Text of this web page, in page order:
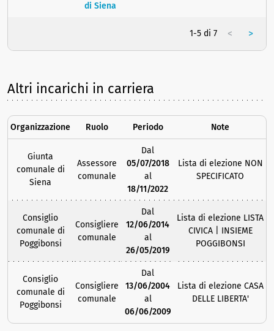
di Siena
1-5 di 7 < >
Altri incarichi in carriera
Organizzazione Ruolo Periodo Note
Giunta
comunale di
Siena
Assessore
comunale
Dal
05/07/2018
al
18/11/2022
Lista di elezione NON
SPECIFICATO
Consiglio
comunale di
Poggibonsi
Consigliere
comunale
Dal
12/06/2014
al
26/05/2019
Lista di elezione LISTA
CIVICA | INSIEME
POGGIBONSI
Consiglio
comunale di
Poggibonsi
Consigliere
comunale
Dal
13/06/2004
al
06/06/2009
Lista di elezione CASA
DELLE LIBERTA'